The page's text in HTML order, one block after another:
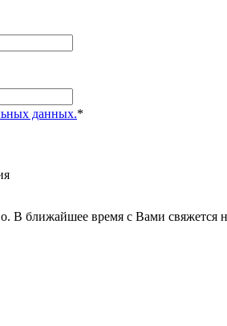
данных.*
В ближайшее время с Вами свяжется